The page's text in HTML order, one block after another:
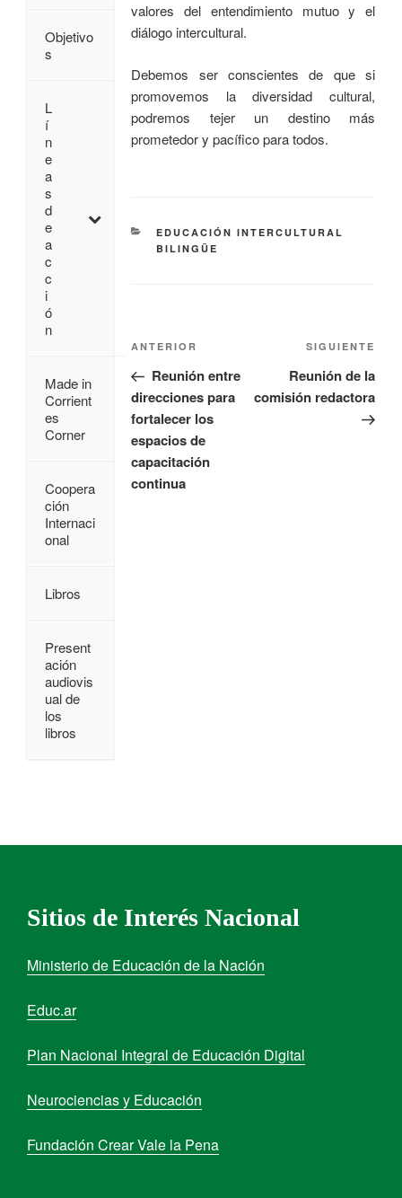
valores del entendimiento mutuo y el
diálogo intercultural.
Debemos ser conscientes de que si
promovemos la diversidad cultural,
podremos tejer un destino más
prometedor y pacífico para todos.
EDUCACIÓN INTERCULTURAL
BILINGÜE
ANTERIOR
Reunión entre
direcciones para
fortalecer los
espacios de
capacitación
continua
SIGUIENTE
Reunión de la
comisión redactora
Objetivo
s
L
í
n
e
a
s
d
e
a
c
c
i
ó
n
Made in
Corrient
es
Corner
Coopera
ción
Internaci
onal
Libros
Present
ación
audiovis
ual de
los
libros
Sitios de Interés Nacional
Ministerio de Educación de la Nación
Educ.ar
Plan Nacional Integral de Educación Digital
Neurociencias y Educación
Fundación Crear Vale la Pena